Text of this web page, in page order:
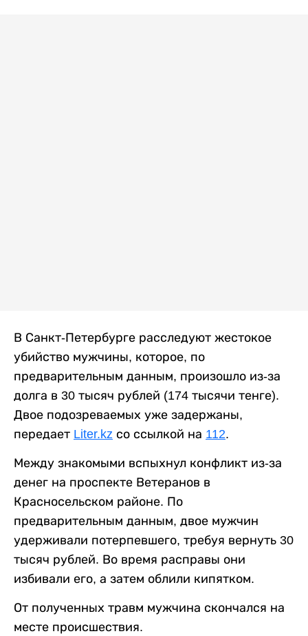
В Санкт-Петербурге расследуют жестокое
убийство мужчины, которое, по
предварительным данным, произошло из-за
долга в 30 тысяч рублей (174 тысячи тенге).
Двое подозреваемых уже задержаны,
передает Liter.kz со ссылкой на 112.
Между знакомыми вспыхнул конфликт из-за
денег на проспекте Ветеранов в
Красносельском районе. По
предварительным данным, двое мужчин
удерживали потерпевшего, требуя вернуть 30
тысяч рублей. Во время расправы они
избивали его, а затем облили кипятком.
От полученных травм мужчина скончался на
месте происшествия.